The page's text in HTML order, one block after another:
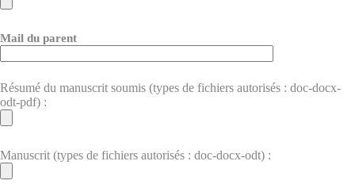
Mail du parent
Résumé du manuscrit soumis (types de fichiers autorisés : doc-docx-
odt-pdf) :
Manuscrit (types de fichiers autorisés : doc-docx-odt) :